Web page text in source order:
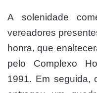
A solenidade
vereadores
honra, que
pelo Complexo
1991. Em seguida,